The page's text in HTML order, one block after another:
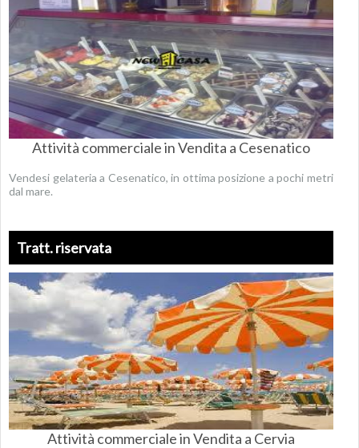
Attività commerciale in Vendita a Cesenatico
Vendesi gelateria a Cesenatico, in ottima posizione a pochi metri
dal mare.
Tratt. riservata
Attività commerciale in Vendita a Cervia